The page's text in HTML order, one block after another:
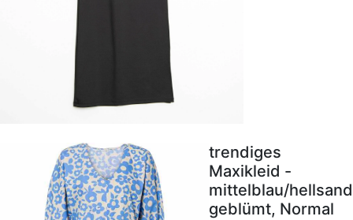
trendiges
Maxikleid -
mittelblau/hellsand
geblümt, Normal